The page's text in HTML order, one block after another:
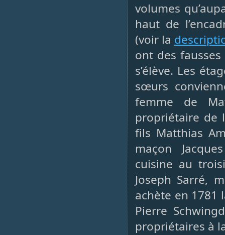
volumes
haut de
(voir la
ont des
s’élève. Les
sœurs
femme de
propriétaire de
fils Matthias
maçon
cuisine au
Joseph Sarré,
achète en 1781
Pierre
propriétaires à